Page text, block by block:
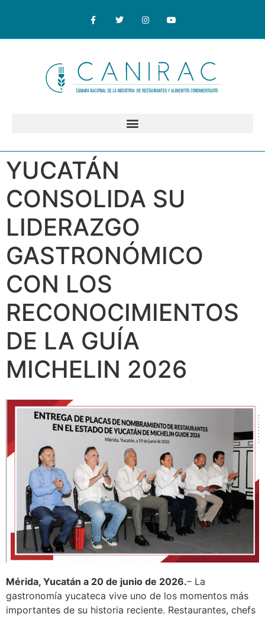
YUCATÁN
CONSOLIDA SU
LIDERAZGO
GASTRONÓMICO
CON LOS
RECONOCIMIENTOS
DE LA GUÍA
MICHELIN 2026
Mérida, Yucatán a 20 de junio de 2026.– La
gastronomía yucateca vive uno de los momentos más
importantes de su historia reciente. Restaurantes, chefs